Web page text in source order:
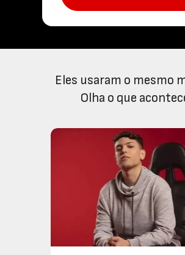
Eles usaram o mesmo
Olha o que